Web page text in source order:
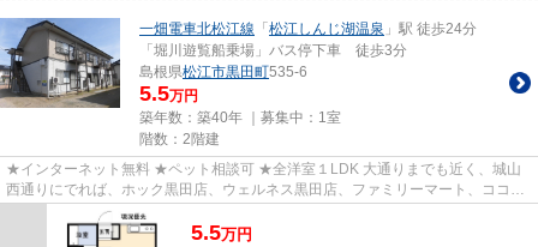
一畑電車北松江線 「 松江しんじ湖温泉 」駅 徒歩24分
「堀川遊覧船乗場」バス停下車 徒歩3分
島根県松江市黒田町535-6
5.5万円
築年数：築40年 ｜募集中： 1室
階数：2階建
★インターネット無料 ★ペット相談可 ★全洋室１LDK 大通りまでも近く、城山
西通りにでれば、ホック黒田店、ウェルネス黒田店、ファミリーマート、ココ壱
番屋さんなどがありますよ。 テ...
5.5万円